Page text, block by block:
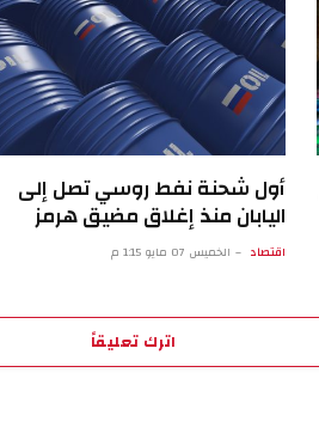
أول شحنة نفط روسي تصل إلى
اليابان منذ إغلاق مضيق هرمز
اقتصاد الخميس 07 مايو 1:15 م
اترك تعليقاً